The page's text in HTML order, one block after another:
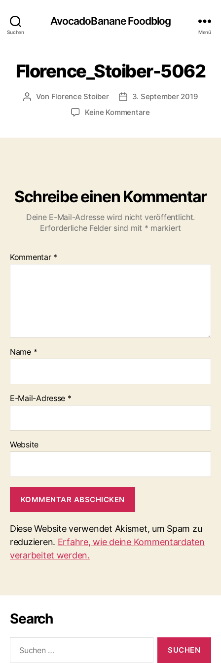
Suchen
AvocadoBanane Foodblog
Menü
Florence_Stoiber-5062
Beitragsautor
Von Florence Stoiber Veröffentlichungsdatum
3. September 2019
Keine Kommentarezu
Schreibe einen Kommentar
Deine E-Mail-Adresse wird nicht veröffentlicht.
Erforderliche Felder sind mit * markiert
Kommentar *
Name *
E-Mail-Adresse *
Website
Diese Website verwendet Akismet, um Spam zu
reduzieren. Erfahre, wie deine Kommentardaten
verarbeitet werden.
Search
nach: